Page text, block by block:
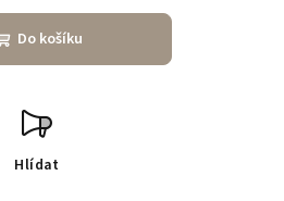
Do košíku
Hlídat